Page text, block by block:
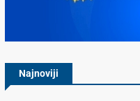
Najnoviji